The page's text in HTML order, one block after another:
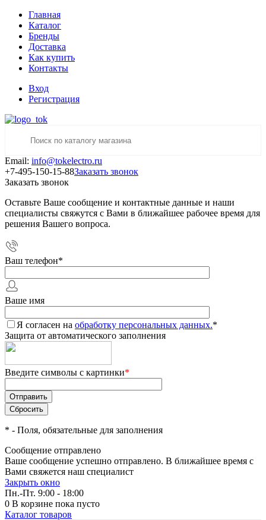
Главная
Каталог
Бренды
Доставка
Как купить
Контакты
Вход
Регистрация
Email: info@tokelectro.ru
+7-495-150-15-88Заказать звонок
Заказать звонок
Оставьте Ваше сообщение и контактные данные и наши
специалисты свяжутся с Вами в ближайшее рабочее время для
решения Вашего вопроса.
Ваш телефон*
Ваше имя
Я согласен на обработку персональных данных.*
Защита от автоматического заполнения
Введите символы с картинки*
* - Поля, обязательные для заполнения
Сообщение отправлено
Ваше сообщение успешно отправлено. В ближайшее время с
Вами свяжется наш специалист
Закрыть окно
Пн.-Пт. 9:00 - 18:00
0 В корзине пока пусто
Каталог товаров